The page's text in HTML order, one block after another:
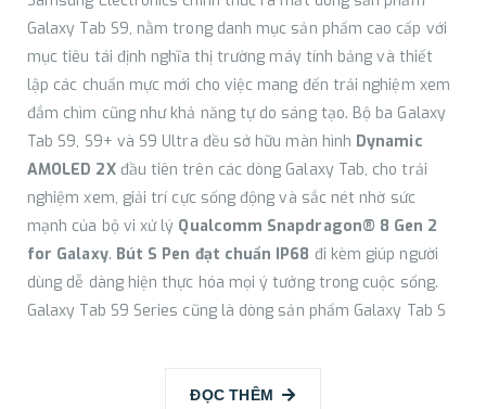
Galaxy Tab S9, nằm trong danh mục sản phẩm cao cấp với
mục tiêu tái định nghĩa thị trường máy tính bảng và thiết
lập các chuẩn mực mới cho việc mang đến trải nghiệm xem
đắm chìm cũng như khả năng tự do sáng tạo. Bộ ba Galaxy
Tab S9, S9+ và S9 Ultra đều sở hữu màn hình Dynamic
AMOLED 2X đầu tiên trên các dòng Galaxy Tab, cho trải
nghiệm xem, giải trí cực sống động và sắc nét nhờ sức
mạnh của bộ vi xử lý Qualcomm Snapdragon® 8 Gen 2
for Galaxy. Bút S Pen đạt chuẩn IP68 đi kèm giúp người
dùng dễ dàng hiện thực hóa mọi ý tưởng trong cuộc sống.
Galaxy Tab S9 Series cũng là dòng sản phẩm Galaxy Tab S
Chủ tịch kiêm CEO ngành hàng Trải nghiệm Di động tại
ĐỌC THÊM